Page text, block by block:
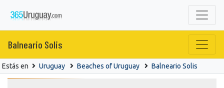
Balneario Solis
Estás en Uruguay Beaches of Uruguay Balneario Solis